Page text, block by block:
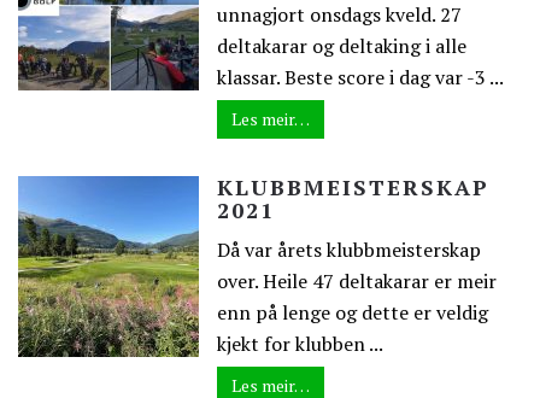
unnagjort onsdags kveld. 27
deltakarar og deltaking i alle
klassar. Beste score i dag var -3 ...
Les meir…
KLUBBMEISTERSKAP
2021
Då var årets klubbmeisterskap
over. Heile 47 deltakarar er meir
enn på lenge og dette er veldig
kjekt for klubben ...
Les meir…